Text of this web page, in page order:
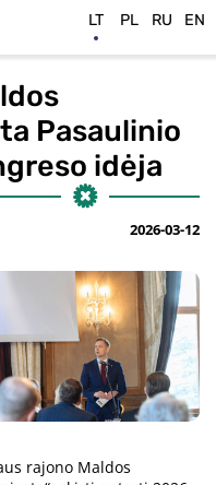
Pasaulinio
idėja
2026-03-12
rajono Maldos
LT PL RU EN